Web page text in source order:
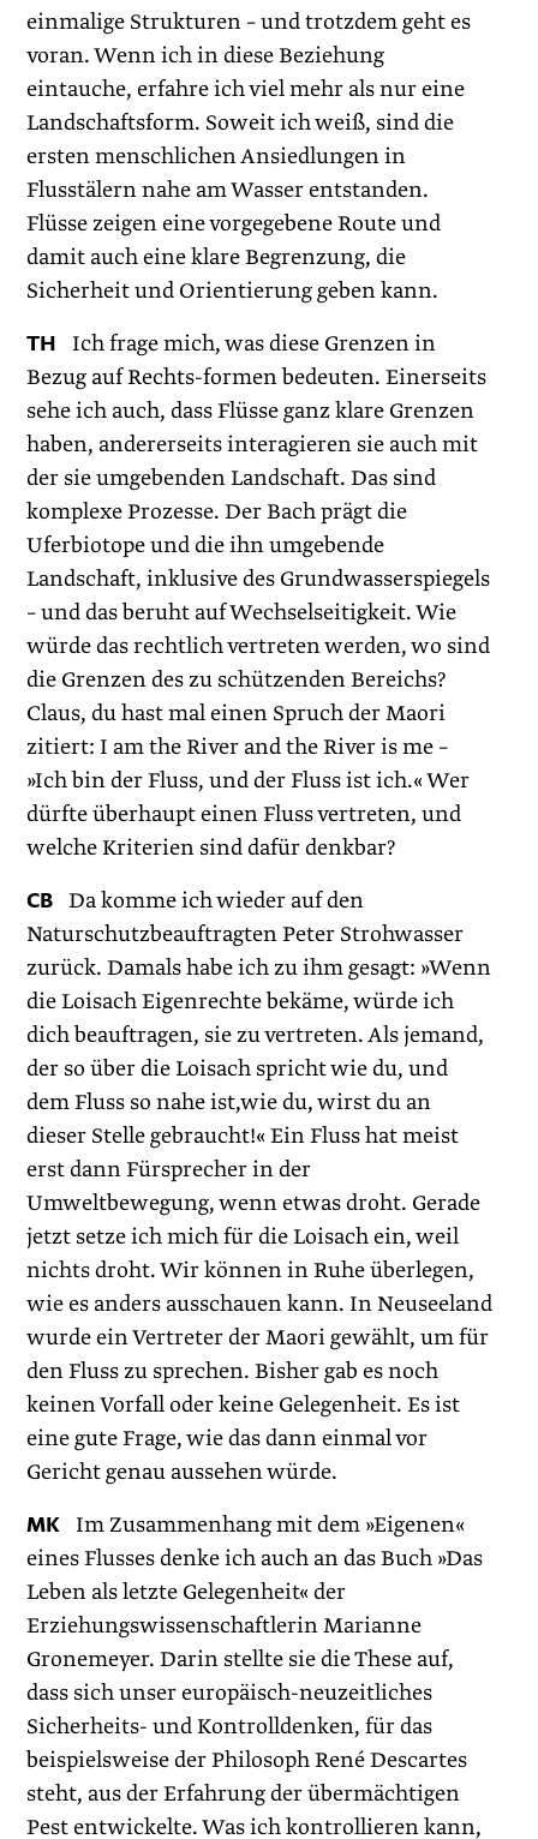
einmalige Strukturen – und trotzdem geht es
voran. Wenn ich in diese Beziehung
eintauche, erfahre ich viel mehr als nur eine
Landschaftsform. Soweit ich weiß, sind die
ersten menschlichen Ansiedlungen in
Flusstälern nahe am Wasser entstanden.
Flüsse zeigen eine vorgegebene Route und
damit auch eine klare Begrenzung, die
Sicherheit und Orientierung geben kann.
TH Ich frage mich, was diese Grenzen in
Bezug auf Rechts-formen bedeuten. Einerseits
sehe ich auch, dass Flüsse ganz klare Grenzen
haben, andererseits interagieren sie auch mit
der sie umgebenden Landschaft. Das sind
komplexe Prozesse. Der Bach prägt die
Uferbiotope und die ihn umgebende
Landschaft, inklusive des Grundwasserspiegels
– und das beruht auf Wechselseitigkeit. Wie
würde das rechtlich vertreten werden, wo sind
die Grenzen des zu schützenden Bereichs?
Claus, du hast mal einen Spruch der Maori
zitiert: I am the River and the River is me –
»Ich bin der Fluss, und der Fluss ist ich.« Wer
dürfte überhaupt einen Fluss vertreten, und
welche Kriterien sind dafür denkbar?
CB Da komme ich wieder auf den
Naturschutzbeauftragten Peter Strohwasser
zurück. Damals habe ich zu ihm gesagt: »Wenn
die Loisach Eigenrechte bekäme, würde ich
dich beauftragen, sie zu vertreten. Als jemand,
der so über die Loisach spricht wie du, und
dem Fluss so nahe ist,wie du, wirst du an
dieser Stelle gebraucht!« Ein Fluss hat meist
erst dann Fürsprecher in der
Umweltbewegung, wenn etwas droht. Gerade
jetzt setze ich mich für die Loisach ein, weil
nichts droht. Wir können in Ruhe überlegen,
wie es anders ausschauen kann. In Neuseeland
wurde ein Vertreter der Maori gewählt, um für
den Fluss zu sprechen. Bisher gab es noch
keinen Vorfall oder keine Gelegenheit. Es ist
eine gute Frage, wie das dann einmal vor
Gericht genau aussehen würde.
MK Im Zusammenhang mit dem »Eigenen«
eines Flusses denke ich auch an das Buch »Das
Leben als letzte Gelegenheit« der
Erziehungswissenschaftlerin Marianne
Gronemeyer. Darin stellte sie die These auf,
dass sich unser europäisch-neuzeitliches
Sicherheits- und Kontrolldenken, für das
beispielsweise der Philosoph René Descartes
steht, aus der Erfahrung der übermächtigen
Pest entwickelte. Was ich kontrollieren kann,